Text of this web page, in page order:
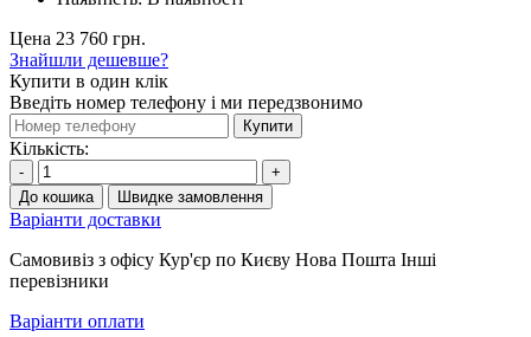
Цена 23 760 грн.
Знайшли дешевше?
Купити в один клік
Введіть номер телефону і ми передзвонимо
Купити
Кількість:
-
+
До кошика
Швидке замовлення
Варіанти доставки
Самовивіз з офісу Кур'єр по Києву Нова Пошта Інші
перевізники
Варіанти оплати